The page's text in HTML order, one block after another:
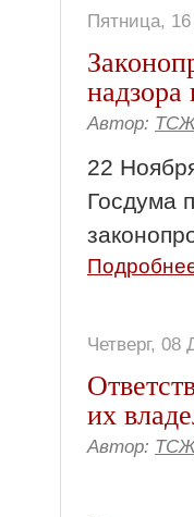
Пятница,
Автор:
22
Госдума
Четверг, 08
их
Автор: